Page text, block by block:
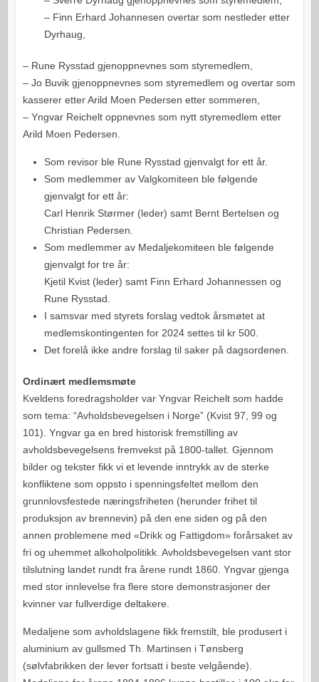
– Finn Erhard Johannesen overtar som nestleder etter
Dyrhaug,
– Rune Rysstad gjenoppnevnes som styremedlem,
– Jo Buvik gjenoppnevnes som styremedlem og overtar som
kasserer etter Arild Moen Pedersen etter sommeren,
– Yngvar Reichelt oppnevnes som nytt styremedlem etter
Arild Moen Pedersen.
Som revisor ble Rune Rysstad gjenvalgt for ett år.
Som medlemmer av Valgkomiteen ble følgende
gjenvalgt for ett år:
Carl Henrik Størmer (leder) samt Bernt Bertelsen og
Christian Pedersen.
Som medlemmer av Medaljekomiteen ble følgende
gjenvalgt for tre år:
Kjetil Kvist (leder) samt Finn Erhard Johannessen og
Rune Rysstad.
I samsvar med styrets forslag vedtok årsmøtet at
medlemskontingenten for 2024 settes til kr 500.
Det forelå ikke andre forslag til saker på dagsordenen.
Ordinært medlemsmøte
Kveldens foredragsholder var Yngvar Reichelt som hadde
som tema: “Avholdsbevegelsen i Norge” (Kvist 97, 99 og
101). Yngvar ga en bred historisk fremstilling av
avholdsbevegelsens fremvekst på 1800-tallet. Gjennom
bilder og tekster fikk vi et levende inntrykk av de sterke
konfliktene som oppsto i spenningsfeltet mellom den
grunnlovsfestede næringsfriheten (herunder frihet til
produksjon av brennevin) på den ene siden og på den
annen problemene med «Drikk og Fattigdom» forårsaket av
fri og uhemmet alkoholpolitikk. Avholdsbevegelsen vant stor
tilslutning landet rundt fra årene rundt 1860. Yngvar gjenga
med stor innlevelse fra flere store demonstrasjoner der
kvinner var fullverdige deltakere.
Medaljene som avholdslagene fikk fremstilt, ble produsert i
aluminium av gullsmed Th. Martinsen i Tønsberg
(sølvfabrikken der lever fortsatt i beste velgående).